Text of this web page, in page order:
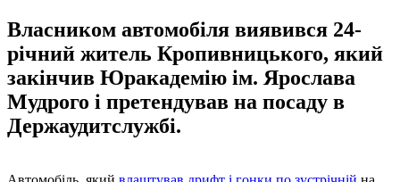
Власником автомобіля виявився 24-
річний житель Кропивницького, який
закінчив Юракадемію ім. Ярослава
Мудрого і претендував на посаду в
Держаудитслужбі.